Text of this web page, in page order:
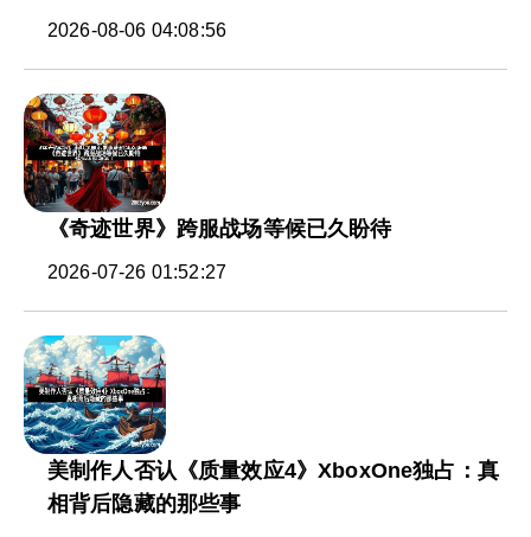
2026-08-06 04:08:56
《奇迹世界》跨服战场等候已久盼待
2026-07-26 01:52:27
美制作人否认《质量效应4》XboxOne独占：真
相背后隐藏的那些事